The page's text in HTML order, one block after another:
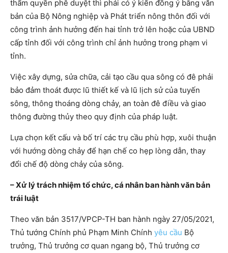
thẩm quyền phê duyệt thì phải có ý kiến đồng ý bằng văn
bản của Bộ Nông nghiệp và Phát triển nông thôn đối với
công trình ảnh hưởng đến hai tỉnh trở lên hoặc của UBND
cấp tỉnh đối với công trình chỉ ảnh hưởng trong phạm vi
tỉnh.
Việc xây dựng, sửa chữa, cải tạo cầu qua sông có đê phải
bảo đảm thoát được lũ thiết kế và lũ lịch sử của tuyến
sông, thông thoáng dòng chảy, an toàn đê điều và giao
thông đường thủy theo quy định của pháp luật.
Lựa chọn kết cấu và bố trí các trụ cầu phù hợp, xuôi thuận
với hướng dòng chảy để hạn chế co hẹp lòng dẫn, thay
đổi chế độ dòng chảy của sông.
– Xử lý trách nhiệm tổ chức, cá nhân ban hành văn bản
trái luật
Theo văn bản 3517/VPCP-TH ban hành ngày 27/05/2021,
Thủ tướng Chính phủ Phạm Minh Chính yêu cầu Bộ
trưởng, Thủ trưởng cơ quan ngang bộ, Thủ trưởng cơ